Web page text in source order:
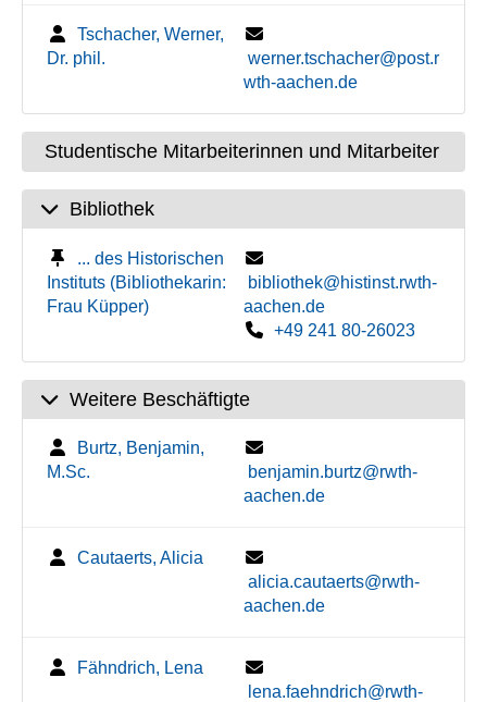
Tschacher, Werner,
Dr. phil.
werner.tschacher@post.r
wth-aachen.de
Studentische Mitarbeiterinnen und Mitarbeiter
Bibliothek
... des Historischen
Instituts (Bibliothekarin:
Frau Küpper)
bibliothek@histinst.rwth-
aachen.de
+49 241 80-26023
Weitere Beschäftigte
Burtz, Benjamin,
M.Sc.
benjamin.burtz@rwth-
aachen.de
Cautaerts, Alicia
alicia.cautaerts@rwth-
aachen.de
Fähndrich, Lena
lena.faehndrich@rwth-